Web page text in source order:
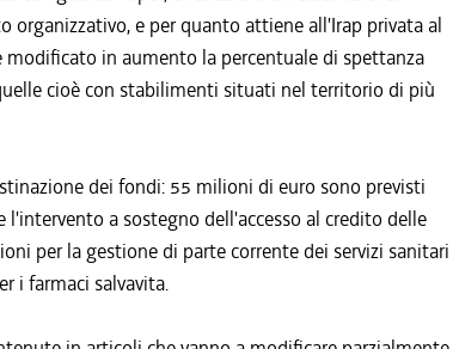
e per quanto attiene all'Irap privata al
in aumento la percentuale di spettanza
cioè con stabilimenti situati nel territorio di più
dei fondi: 55 milioni di euro sono previsti
a sostegno dell'accesso al credito delle
per la gestione di parte corrente dei servizi sanitari
i farmaci salvavita.